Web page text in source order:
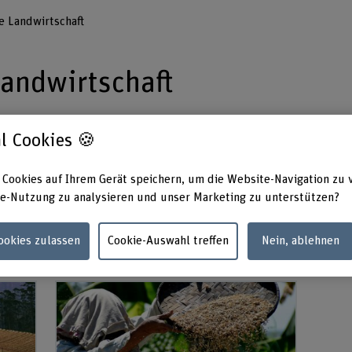
Landwirtschaft
Landwirtschaft befassen wir uns mit
nachhaltiger Agrar- und
Cookies 🍪
auf Ihrem Gerät speichern, um die Website-Navigation zu
Nutzung zu analysieren und unser Marketing zu unterstützen?
zulassen Cookie-Auswahl treffen Nein, ablehnen